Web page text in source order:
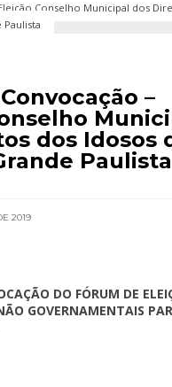
Conselho Municipal dos
–
dos Idosos
Paulista
2019
DO FÓRUM DE
GOVERNAMENTAIS